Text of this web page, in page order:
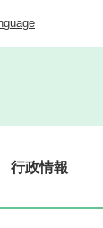
行政情報